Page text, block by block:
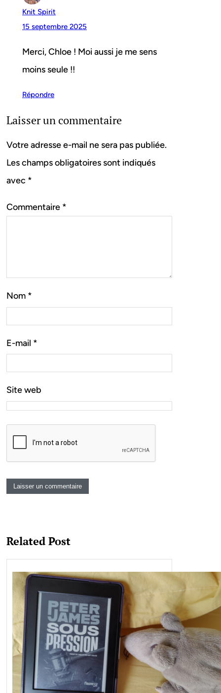
Knit Spirit
15 septembre 2025
Merci, Chloe ! Moi aussi je me sens
moins seule !!
Répondre
Laisser un commentaire
Votre adresse e-mail ne sera pas publiée.
Les champs obligatoires sont indiqués
avec *
Commentaire *
Nom *
E-mail *
Site web
Related Post